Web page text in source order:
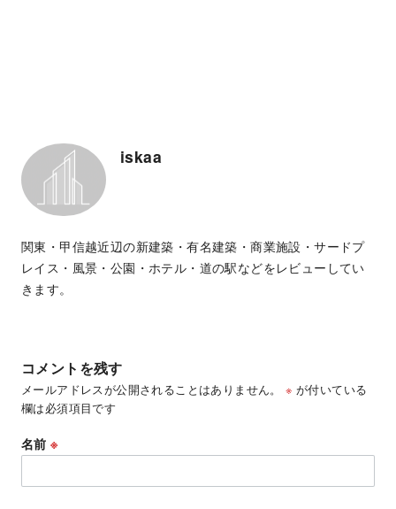
iskaa
関東・甲信越近辺の新建築・有名建築・商業施設・サードプ
レイス・風景・公園・ホテル・道の駅などをレビューしてい
きます。
コメントを残す
メールアドレスが公開されることはありません。 ※ が付いている
欄は必須項目です
名前※